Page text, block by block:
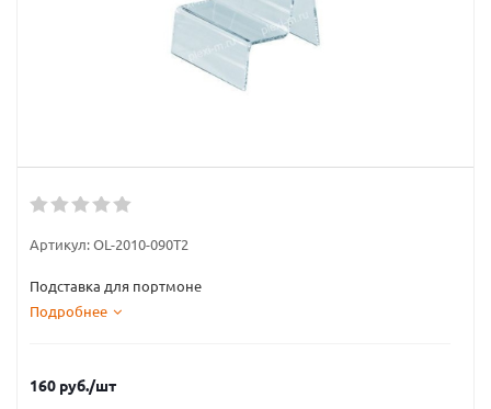
Артикул:OL-2010-090T2
Подставка для портмоне
Подробнее
160 руб./шт